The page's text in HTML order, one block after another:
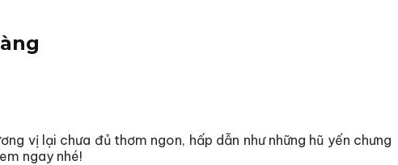
vị lại chưa đủ thơm ngon, hấp dẫn như những hũ yến chưng
ngay nhé!